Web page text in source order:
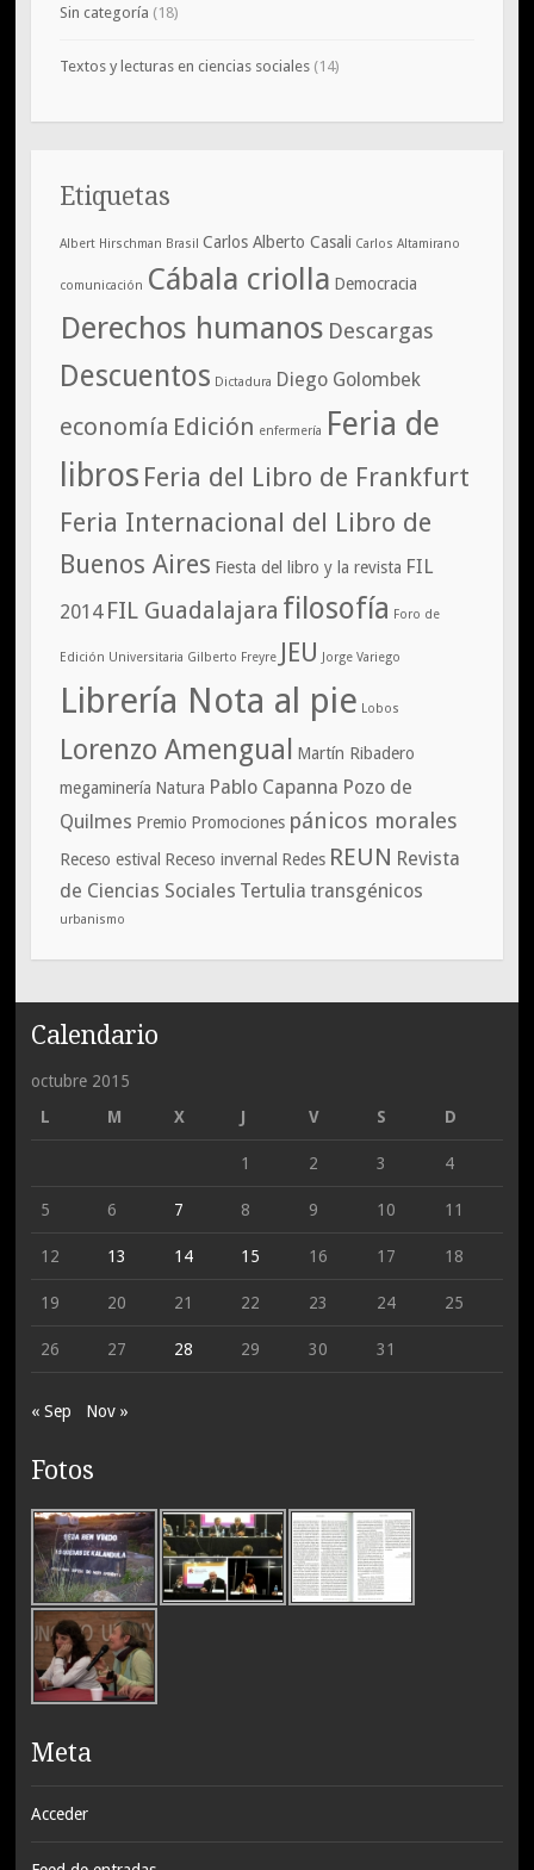
Sin categoría (18)
Textos y lecturas en ciencias sociales(14)
Etiquetas
Albert Hirschman Brasil Carlos Alberto Casali Carlos Altamirano
comunicación Cábala criolla Democracia
Derechos humanos Descargas
Descuentos Dictadura Diego Golombek
economía Edición enfermería Feria de
libros Feria del Libro de Frankfurt
Feria Internacional del Libro de
Buenos Aires Fiesta del libro y la revista FIL
2014 FIL Guadalajara filosofía Foro de
Edición Universitaria Gilberto Freyre JEU Jorge Variego
Librería Nota al pie Lobos
Lorenzo Amengual
Martín Ribadero
megaminería Natura Pablo Capanna Pozo de
Quilmes Premio Promociones pánicos morales
Receso estival Receso invernal Redes REUN Revista
de Ciencias Sociales Tertulia transgénicos
urbanismo
Calendario
octubre 2015
L
M X J V S D
1 2 3 4
5 6 7 8 9 10 11
12 13 14 15 16 17 18
19 20 21 22 23 24 25
26 27 28 29 30 31
« Sep Nov »
Fotos
Meta
Acceder